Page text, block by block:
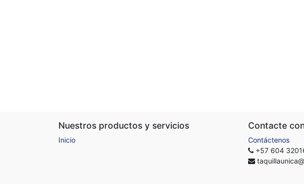
Nuestros productos y servicios
Inicio
Contacte
Contáctenos
+57 604